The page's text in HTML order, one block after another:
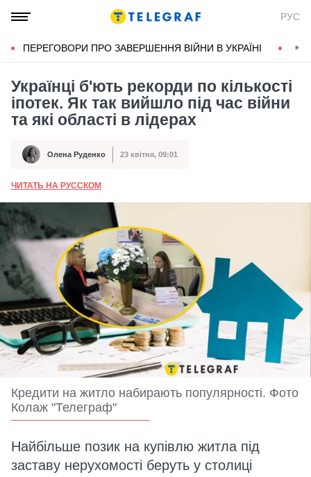
РУС
ПЕРЕГОВОРИ ПРО ЗАВЕРШЕННЯ ВІЙНИ В УКРАЇНІ
Українці б'ють рекорди по кількості
іпотек. Як так вийшло під час війни
та які області в лідерах
Автор Олена Руденко
Дата публікації 23 квітня, 09:01
ЧИТАТЬ НА РУССКОМ
Кредити на житло набирають популярності. Фото
Колаж "Телеграф"
Найбільше позик на купівлю житла під
заставу нерухомості беруть у столиці